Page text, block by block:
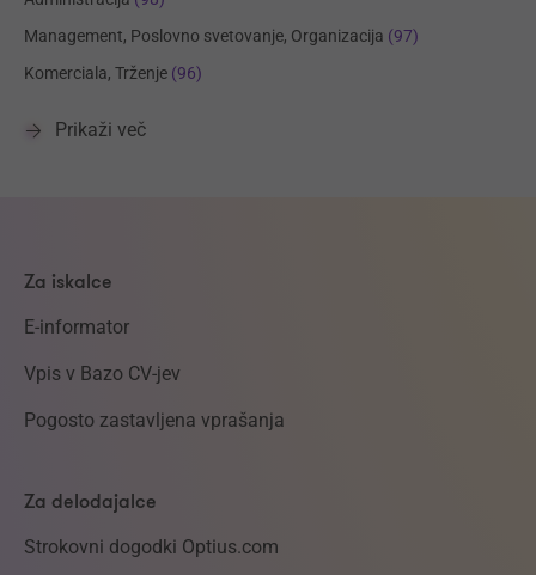
Management, Poslovno svetovanje, Organizacija (97)
Komerciala, Trženje (96)
Prikaži več
Za iskalce
E-informator
Vpis v Bazo CV-jev
Pogosto zastavljena vprašanja
Za delodajalce
Strokovni dogodki Optius.com